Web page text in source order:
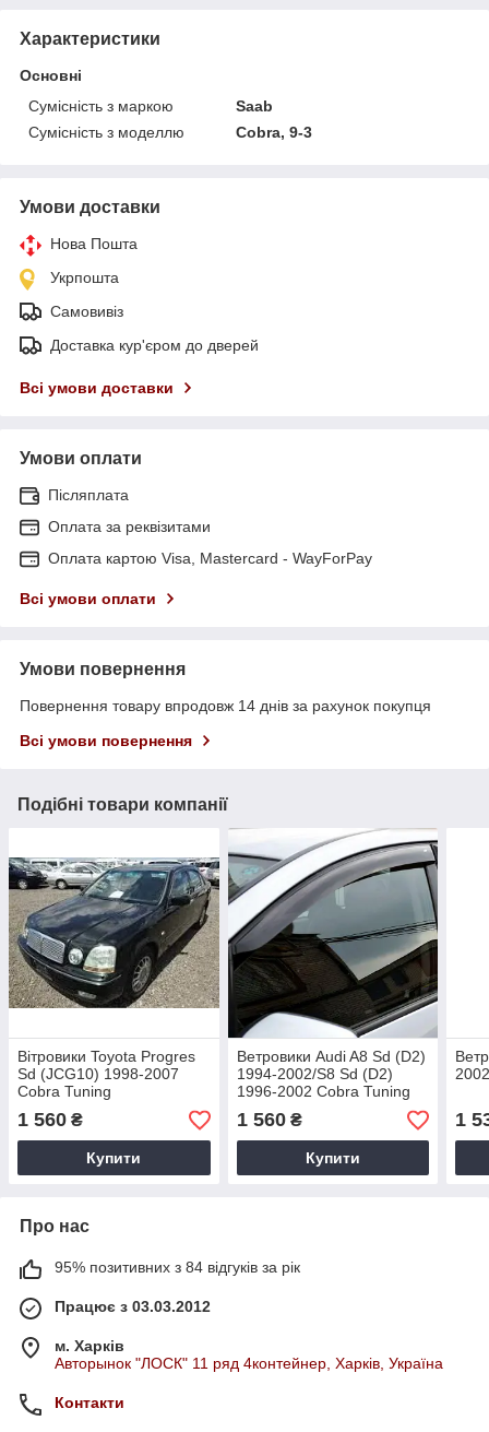
Характеристики
Основні
Сумісність з маркою
Saab
Сумісність з моделлю
Cobra, 9-3
Умови доставки
Нова Пошта
Укрпошта
Самовивіз
Доставка кур'єром до дверей
Всі умови доставки
Умови оплати
Післяплата
Оплата за реквізитами
Оплата картою Visa, Mastercard - WayForPay
Всі умови оплати
Умови повернення
Повернення товару впродовж 14 днів за рахунок покупця
Всі умови повернення
Подібні товари компанії
Вітровики Toyota Progres
Sd (JCG10) 1998-2007
Cobra Tuning
1 560 ₴
Купити
Ветровики Audi A8 Sd (D2)
1994-2002/S8 Sd (D2)
1996-2002 Cobra Tuning
1 560₴
Купити
1
Про нас
95% позитивних з 84 відгуків за рік
Працює з 03.03.2012
м. Харків
Авторынок "ЛОСК" 11 ряд 4контейнер, Харків, Україна
Контакти